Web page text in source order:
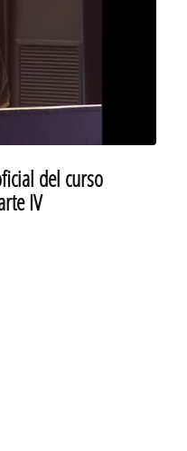
del curso
IV